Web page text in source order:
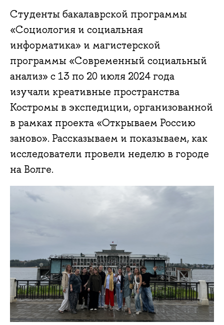
Студенты бакалаврской программы
«Социология и социальная
информатика» и магистерской
программы «Современный социальный
анализ» с 13 по 20 июля 2024 года
изучали креативные пространства
Костромы в экспедиции, организованной
в рамках проекта «Открываем Россию
заново». Рассказываем и показываем, как
исследователи провели неделю в городе
на Волге.